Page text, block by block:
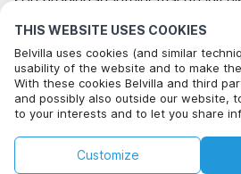
THIS WEBSITE USES COOKIES
Belvilla uses cookies (and similar
usability of the website and to make
With these cookies Belvilla and third
and possibly also outside our website,
to your interests and to let you share
By clicking on accept you agree to this.
found in ourcookie policy
Customize
motivos comerciales u otros, se
previo por escrito de @Leisure.
El uso de marcas registradas y
no está permitido sin el permiso
@Leisure.